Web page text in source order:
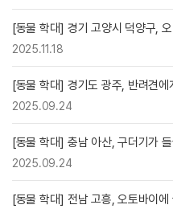
[동물 학대] 경기 고양시 덕양구,
2025.11.18
[동물 학대] 경기도 광주, 반려견에
2025.09.24
[동물 학대] 충남 아산, 구더기가
2025.09.24
[동물 학대] 전남 고흥, 오토바이